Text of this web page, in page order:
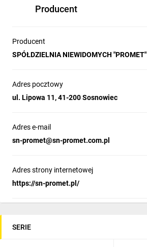
Producent
Producent
SPÓŁDZIELNIA NIEWIDOMYCH "PROMET"
Adres pocztowy
ul. Lipowa 11, 41-200 Sosnowiec
Adres e-mail
sn-promet@sn-promet.com.pl
Adres strony internetowej
https://sn-promet.pl/
SERIE